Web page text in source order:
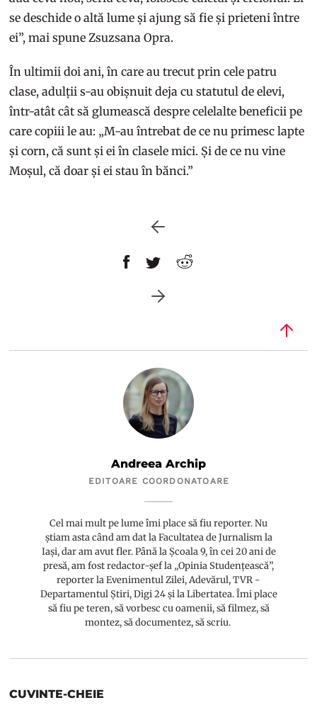
se deschide o altă lume și ajung să fie și prieteni între
ei”, mai spune Zsuzsana Opra.
În ultimii doi ani, în care au trecut prin cele patru
clase, adulții s-au obișnuit deja cu statutul de elevi,
într-atât cât să glumească despre celelalte beneficii pe
care copiii le au: „M-au întrebat de ce nu primesc lapte
și corn, că sunt și ei în clasele mici. Și de ce nu vine
Moșul, că doar și ei stau în bănci.”
Andreea Archip
EDITOARE COORDONATOARE
Cel mai mult pe lume îmi place să fiu reporter. Nu
știam asta când am dat la Facultatea de Jurnalism la
Iași, dar am avut fler. Până la Școala 9, în cei 20 ani de
presă, am fost redactor-șef la „Opinia Studențească”,
reporter la Evenimentul Zilei, Adevărul, TVR -
Departamentul Știri, Digi 24 și la Libertatea. Îmi place
să fiu pe teren, să vorbesc cu oamenii, să filmez, să
montez, să documentez, să scriu.
CUVINTE-CHEIE